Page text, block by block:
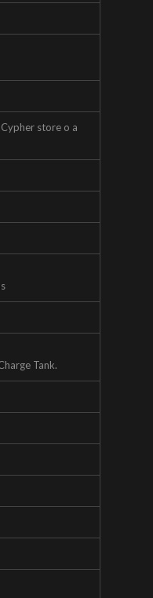
store o a
Tank.